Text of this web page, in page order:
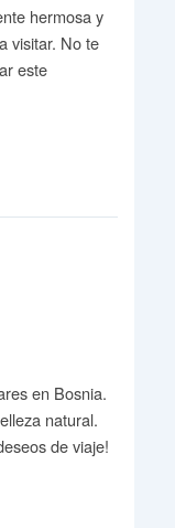
hermosa y
visitar. No te
este
en Bosnia.
natural.
de viaje!